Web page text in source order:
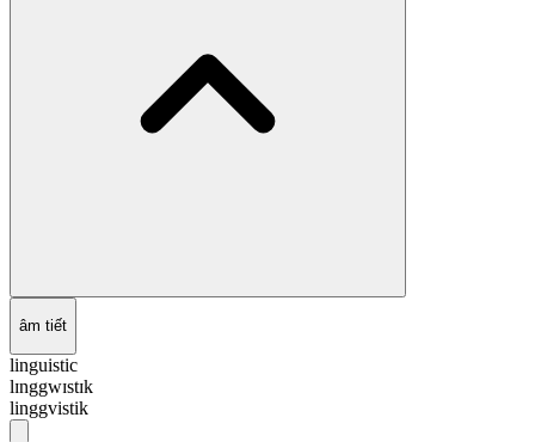
âm tiết
linguistic
lɪnggwɪstɪk
linggvistik